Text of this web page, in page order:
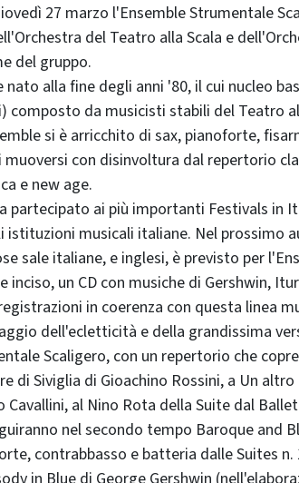
27 marzo l'Ensemble Strumentale
del Teatro alla Scala e
del gruppo.
alla fine degli anni '80, il cui nucleo
da musicisti stabili del Teatro
si è arricchito di sax, pianoforte,
con disinvoltura dal repertorio
e new age.
partecipato ai più importanti Festivals in
istituzioni musicali italiane. Nel prossimo
sale italiane, e inglesi, è previsto per
inciso, un CD con musiche di Gershwin,
in coerenza con questa linea
dell'ecletticità e della grandissima
Scaligero, con un repertorio che
di Siviglia di Gioachino Rossini, a Un altro
al Nino Rota della Suite dal
nel secondo tempo Baroque and
contrabbasso e batteria dalle Suites n.